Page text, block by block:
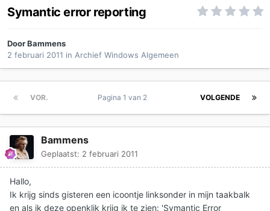
Symantic error reporting
DoorBammens
2 februari 2011 in Archief Windows Algemeen
VOR. VOLGENDE
Pagina 1 van 2
Bammens
Geplaatst: 2 februari 2011
Hallo,
Ik krijg sinds gisteren een icoontje linksonder in mijn taakbalk
en als ik deze openklik krijg ik te zien: 'Symantic Error